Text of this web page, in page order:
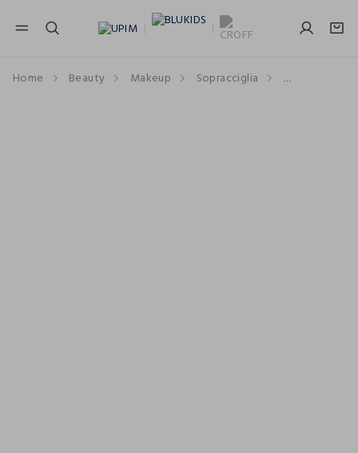
NAVIGATION.ARIA.GOTOMAINCONTENT
Home Beauty Makeup Sopracciglia Matite